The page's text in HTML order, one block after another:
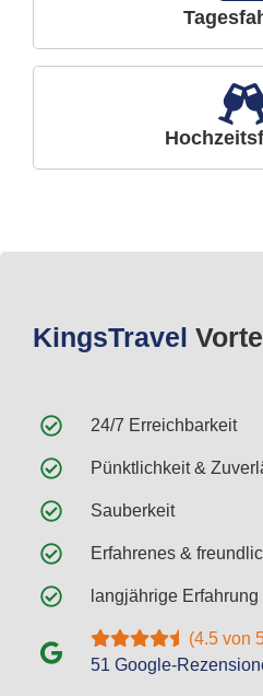
KingsTravel
24/7 Erreichbarkeit
Pünktlichkeit &
Sauberkeit
Erfahrenes &
langjährige
(4.5 von
51 Google-